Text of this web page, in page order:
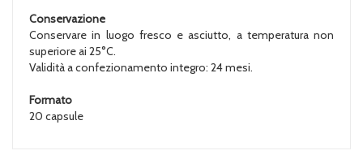
Conservazione
Conservare in luogo fresco e asciutto, a temperatura non
superiore ai 25°C.
Validità a confezionamento integro: 24 mesi.
Formato
20 capsule